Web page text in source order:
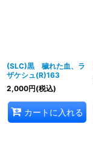
(SLC)黒 穢れた血、ラ
ザケシュ(R)163
2,000円(税込)
カートに入れる